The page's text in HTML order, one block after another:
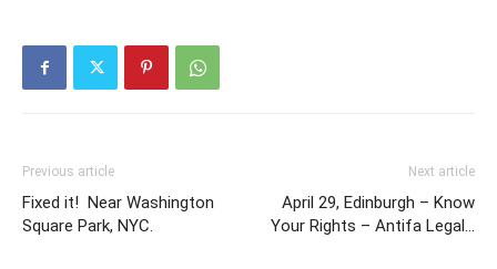
Previous article
Fixed it! Near Washington
Square Park, NYC.
Next article
April 29, Edinburgh – Know
Your Rights – Antifa Legal…